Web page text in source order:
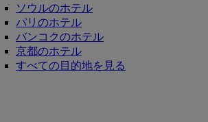
ソウルのホテル
パリのホテル
バンコクのホテル
京都のホテル
すべての目的地を見る